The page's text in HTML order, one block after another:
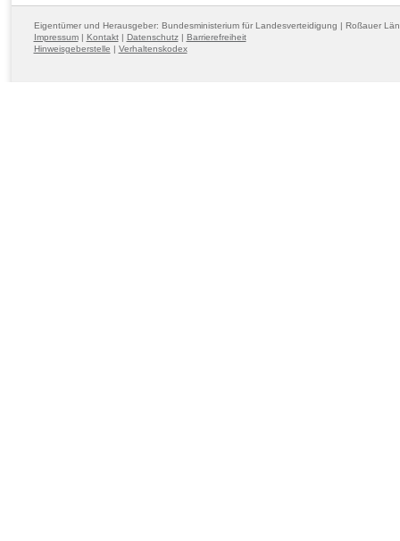
Eigentümer und Herausgeber: Bundesministerium für Landesverteidigung | Roßauer
Impressum| Kontakt| Datenschutz| Barrierefreiheit
Hinweisgeberstelle | Verhaltenskodex